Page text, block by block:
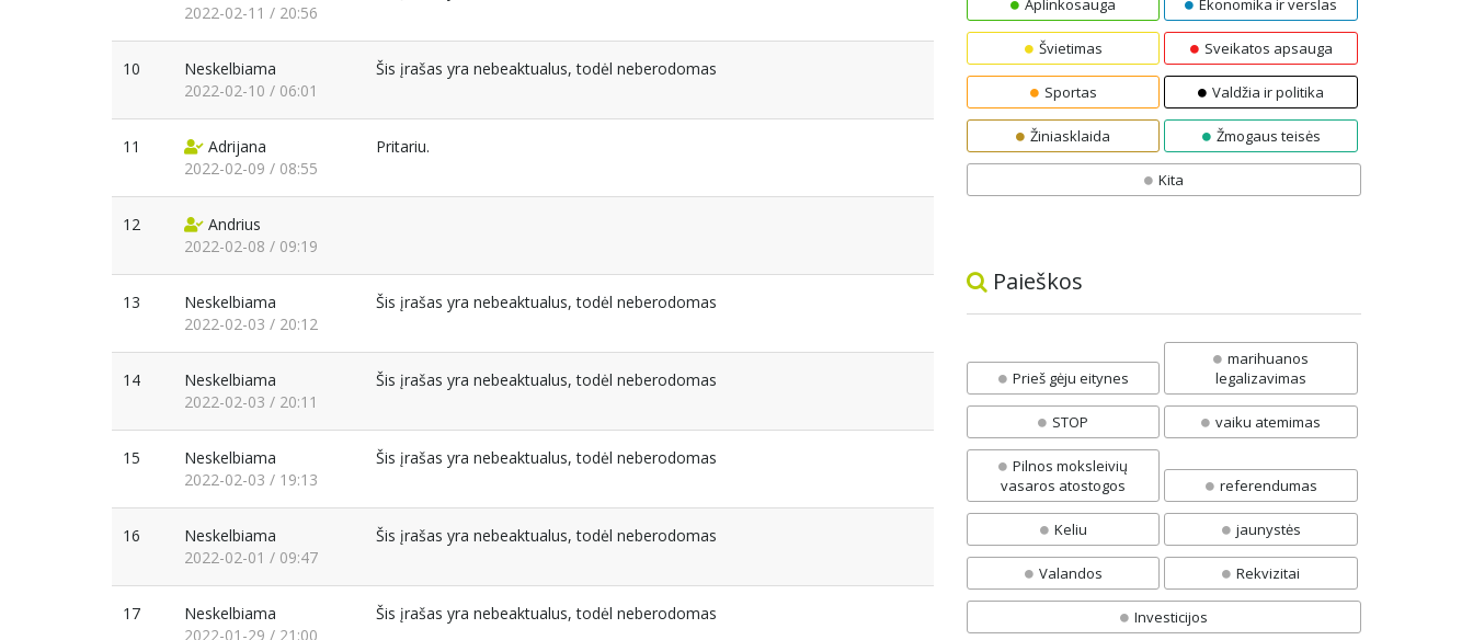
2022-02-11 / 20:56
10
Neskelbiama
2022-02-10 / 06:01
Šis įrašas yra nebeaktualus, todėl neberodomas
11
Adrijana
2022-02-09 / 08:55
Pritariu.
12
Andrius
2022-02-08 / 09:19
13
Neskelbiama
2022-02-03 / 20:12
Šis įrašas yra nebeaktualus, todėl neberodomas
14
Neskelbiama
2022-02-03 / 20:11
Šis įrašas yra nebeaktualus, todėl neberodomas
15
Neskelbiama
2022-02-03 / 19:13
Šis įrašas yra nebeaktualus, todėl neberodomas
16
Neskelbiama
2022-02-01 / 09:47
Šis įrašas yra nebeaktualus, todėl neberodomas
17
Neskelbiama
2022-01-29 / 21:00
Šis įrašas yra nebeaktualus, todėl neberodomas
Aplinkosauga Ekonomika ir verslas
Švietimas Sveikatos apsauga
Sportas Valdžia ir politika
Žiniasklaida Žmogaus teisės
Kita
Paieškos
Prieš gėju eitynes
marihuanos
legalizavimas
STOP vaiku atemimas
Pilnos moksleivių
vasaros atostogos
referendumas
Keliu jaunystės
Valandos Rekvizitai
Investicijos